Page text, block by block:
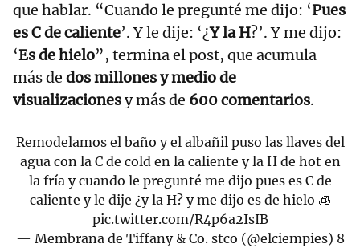
que hablar. “Cuando le pregunté me dijo: ‘Pues
es C de caliente’. Y le dije: ‘¿Y la H?’. Y me dijo:
‘Es de hielo”, termina el post, que acumula
más de dos millones y medio de
visualizacionesy más de 600 comentarios.
Remodelamos el baño y el albañil puso las llaves del
agua con la C de cold en la caliente y la H de hot en
la fría y cuando le pregunté me dijo pues es C de
caliente y le dije ¿y la H? y me dijo es de hielo 🧊
pic.twitter.com/R4p6a2IsIB
— Membrana de Tiffany & Co. stco (@elciempies) 8